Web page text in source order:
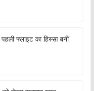
पहली फ्लाइट का हिस्सा बनीं